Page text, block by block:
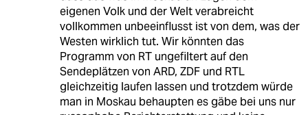
eigenen Volk und der Welt verabreicht
vollkommen unbeeinflusst ist von dem, was der
Westen wirklich tut. Wir könnten das
Programm von RT ungefiltert auf den
Sendeplätzen von ARD, ZDF und RTL
gleichzeitig laufen lassen und trotzdem würde
man in Moskau behaupten es gäbe bei uns nur